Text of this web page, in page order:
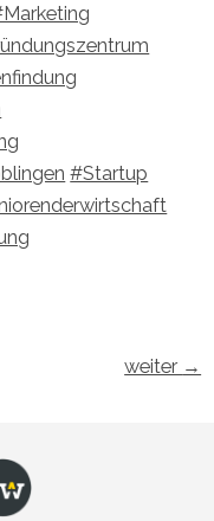
#Startup
weiter →